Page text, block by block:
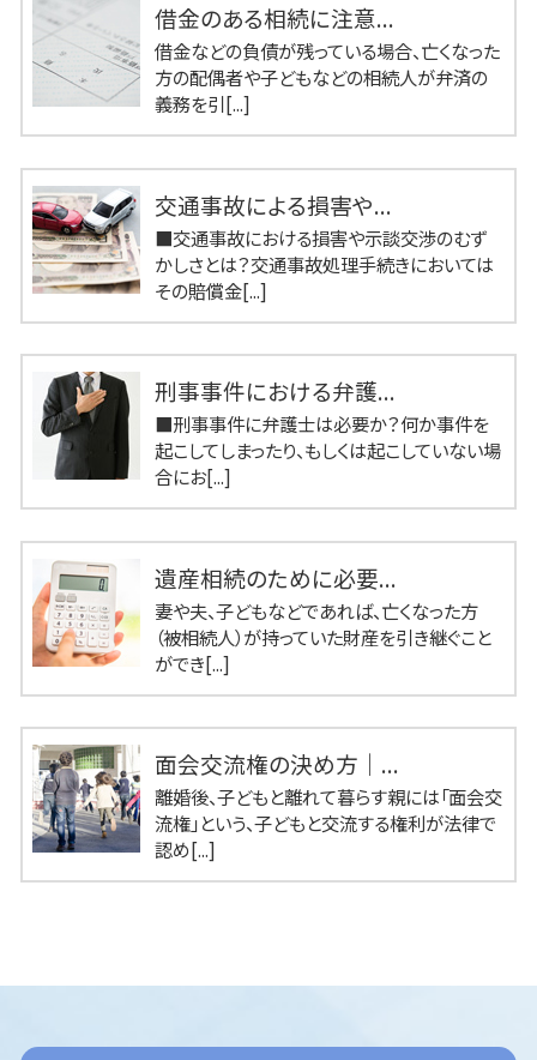
借金のある相続に注意...
借金などの負債が残っている場合、亡くなった
方の配偶者や子どもなどの相続人が弁済の
義務を引[...]
交通事故による損害や...
■交通事故における損害や示談交渉のむず
かしさとは？交通事故処理手続きにおいては
その賠償金[...]
刑事事件における弁護...
■刑事事件に弁護士は必要か？何か事件を
起こしてしまったり、もしくは起こしていない場
合にお[...]
遺産相続のために必要...
妻や夫、子どもなどであれば、亡くなった方
（被相続人）が持っていた財産を引き継ぐこと
ができ[...]
面会交流権の決め方｜...
離婚後、子どもと離れて暮らす親には「面会交
流権」という、子どもと交流する権利が法律で
認め[...]